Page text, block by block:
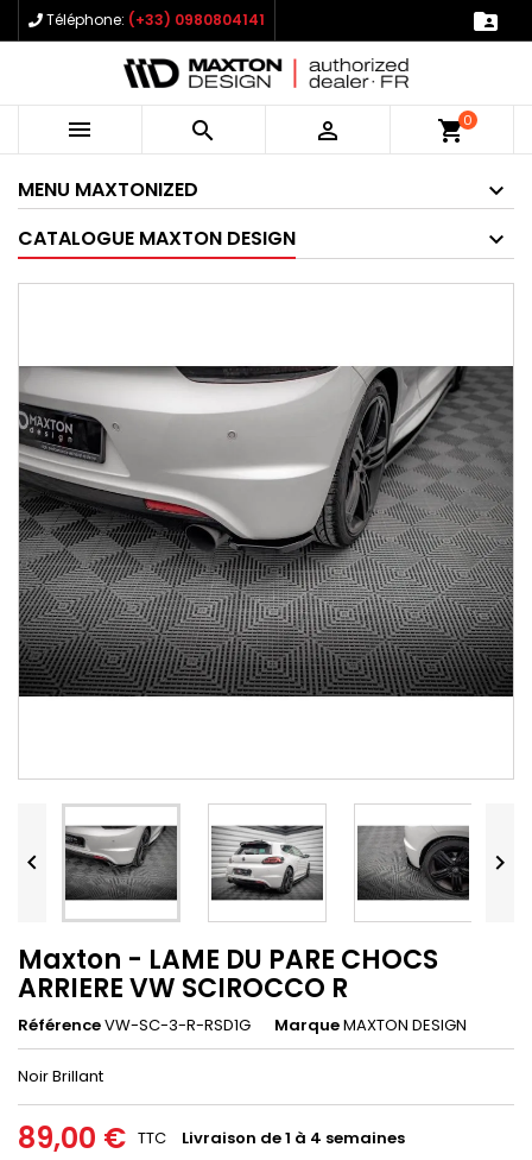
Téléphone: (+33) 0980804141 
   shopping_cart0
MENU MAXTONIZED
CATALOGUE MAXTON DESIGN
 
Maxton - LAME DU PARE CHOCS
ARRIERE VW SCIROCCO R
RéférenceVW-SC-3-R-RSD1G MarqueMAXTON DESIGN
Noir Brillant
89,00 € TTC Livraison de 1 à 4 semaines